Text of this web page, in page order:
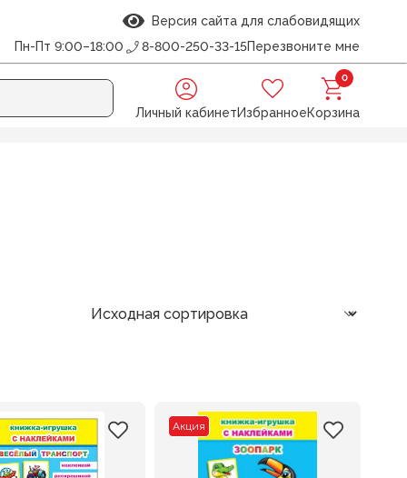
Версия сайта для слабовидящих
Пн-Пт 9:00–18:00 8-800-250-33-15Перезвоните мне
Личный кабинетИзбранное
0
Корзина
Акция